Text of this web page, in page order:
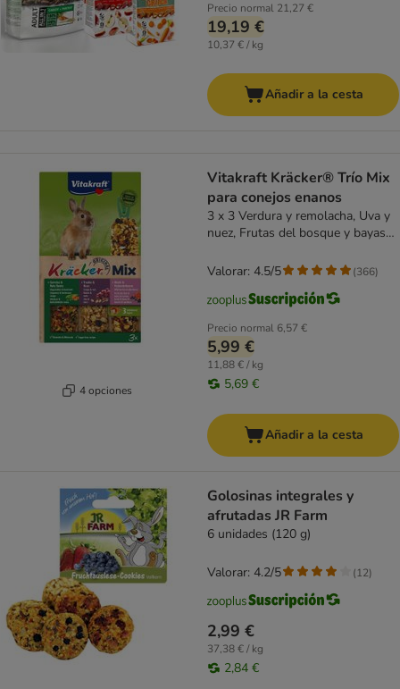
Precio normal 21,27 €
19,19 €
10,37 € / kg
Añadir a la cesta
4 opciones
Vitakraft Kräcker® Trío Mix
para conejos enanos
3 x 3 Verdura y remolacha, Uva y
nuez, Frutas del bosque y bayas
Precio normal 6,57 €
5,99 €
11,88 € / kg
5,69 €
Valorar: 4.5/5 (366)
Añadir a la cesta
Golosinas integrales y
afrutadas JR Farm
6 unidades (120 g)
2,99 €
37,38 € / kg
2,84 €
Valorar: 4.2/5 (12)